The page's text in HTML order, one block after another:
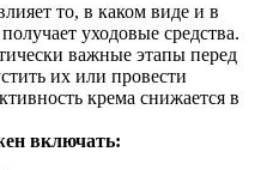
то, в каком виде и в
уходовые средства.
важные этапы перед
их или провести
крема снижается в
включать: